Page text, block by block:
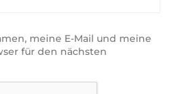
meine E-Mail und meine
für den nächsten